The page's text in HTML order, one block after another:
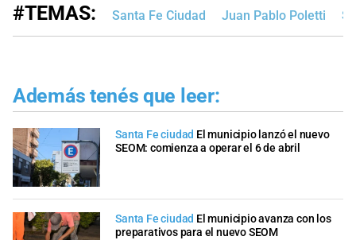
#TEMAS: Santa Fe Ciudad Juan Pablo Poletti
Además tenés que leer:
Santa Fe ciudad El municipio lanzó el nuevo
SEOM: comienza a operar el 6 de abril
Santa Fe ciudad El municipio avanza con los
preparativos para el nuevo SEOM